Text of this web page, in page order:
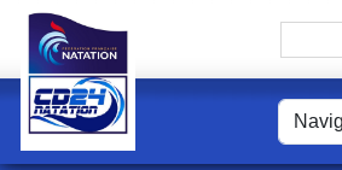
Panneau de gestion des cookies